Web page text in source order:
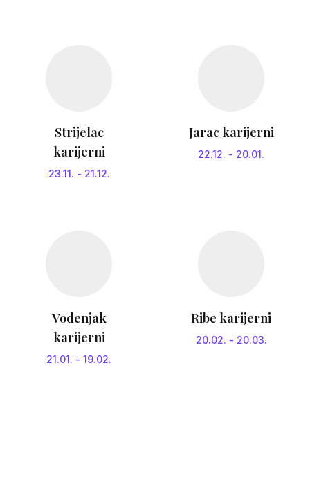
Strijelac
karijerni
23.11. - 21.12.
Jarac karijerni
22.12. - 20.01.
Vodenjak
karijerni
21.01. - 19.02.
Ribe karijerni
20.02. - 20.03.